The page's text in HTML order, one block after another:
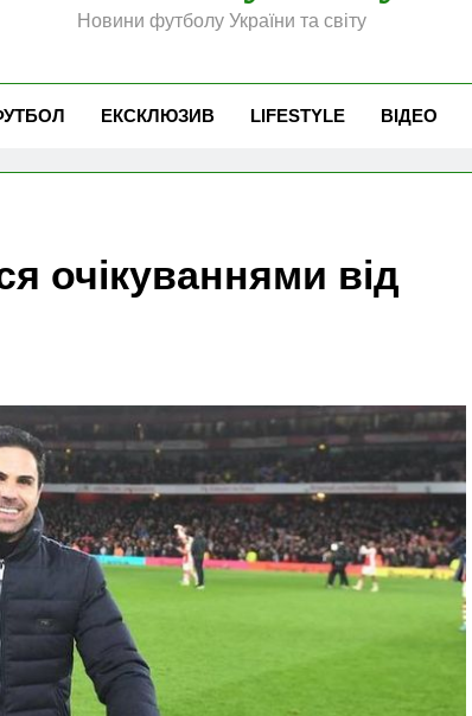
Новини футболу України та світу
ЕКСКЛЮЗИВ LIFESTYLE ВІДЕО
очікуваннями від